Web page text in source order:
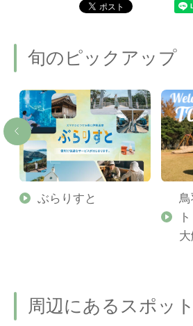
旬のピックアップ
ぶらりすと
大
周辺にあるスポット